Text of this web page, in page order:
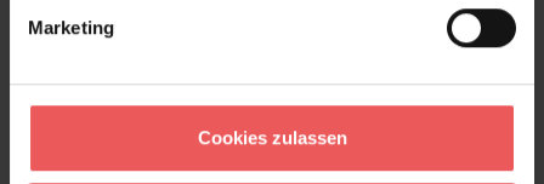
Marketing
Cookies zulassen